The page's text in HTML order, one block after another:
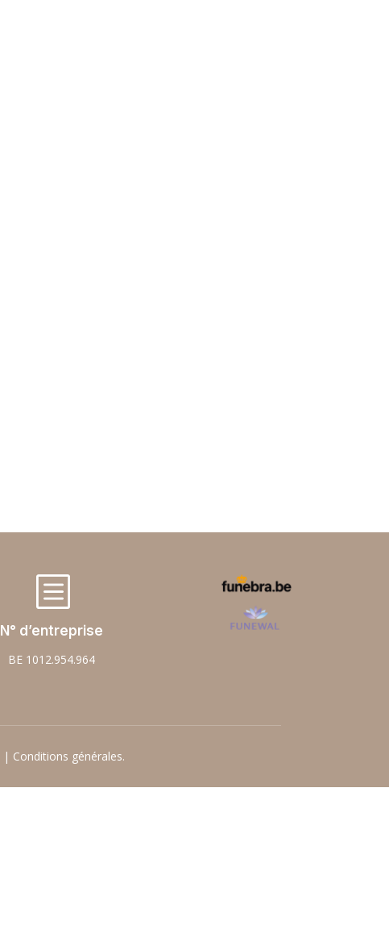
b
N° d’entreprise
BE 1012.954.964
| Conditions générales.